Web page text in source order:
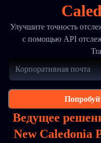
Улучшите точность
с помощью API
Ведущее
New Caledonia